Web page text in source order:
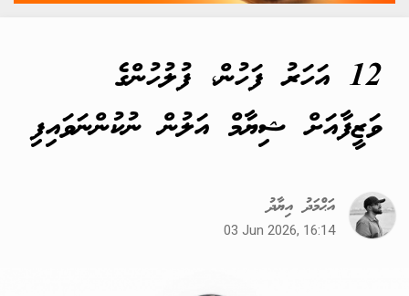
12 އަހަރު ފަހުން، ފުލުހުންގެ
ވަޒީފާއަށް ޝިޔާމް އަލުން ނުކުންނަވައިފި
އަޙްމަދު އިޔާދު
03 Jun 2026, 16:14